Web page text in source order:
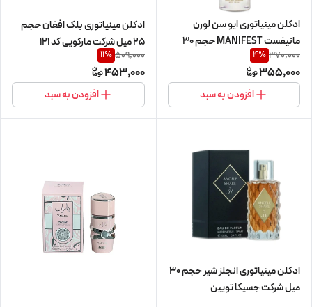
ادکلن مینیاتوری ایو سن لورن
مانیفست MANIFEST حجم 30
میل شرکت بالرینا
370,000
4%
355,000
افزودن به سبد
ادکلن مینیاتوری بلک افغان حجم
25 میل شرکت مارکویی کد 121
509,000
11%
453,000
افزودن به سبد
ادکلن مینیاتوری انجلز شیر حجم 30
میل شرکت جسیکا تویین